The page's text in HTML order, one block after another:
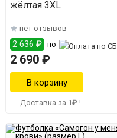
жёлтая 3XL
нет отзывов
2 636 ₽ по
2 690 ₽
Доставка за 1₽ !